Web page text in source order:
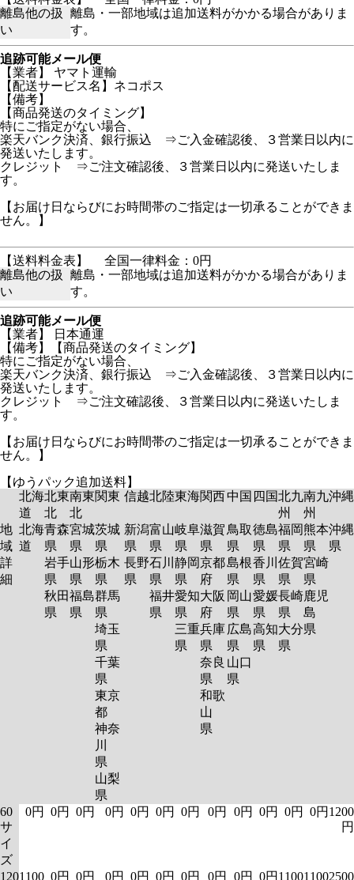
離島他の扱
い
離島・一部地域は追加送料がかかる場合がありま
す。
追跡可能メール便
【業者】 ヤマト運輸
【配送サービス名】ネコポス
【備考】
【商品発送のタイミング】
特にご指定がない場合、
楽天バンク決済、銀行振込 ⇒ご入金確認後、３営業日以内に
発送いたします。
クレジット ⇒ご注文確認後、３営業日以内に発送いたしま
す。
【お届け日ならびにお時間帯のご指定は一切承ることができま
せん。】
【送料料金表】
全国一律料金：0円
離島他の扱
い
離島・一部地域は追加送料がかかる場合がありま
す。
追跡可能メール便
【業者】 日本通運
【備考】【商品発送のタイミング】
特にご指定がない場合、
楽天バンク決済、銀行振込 ⇒ご入金確認後、３営業日以内に
発送いたします。
クレジット ⇒ご注文確認後、３営業日以内に発送いたしま
す。
【お届け日ならびにお時間帯のご指定は一切承ることができま
せん。】
【ゆうパック追加送料】
北海
道
北東
北
南東
北
関東 信越北陸東海関西中国 四国北九
州
南九
州
沖縄
地
域
詳
細
北海
道
青森
県
岩手
県
秋田
県
宮城
県
山形
県
福島
県
茨城
県
栃木
県
群馬
県
埼玉
県
千葉
県
東京
都
神奈
川
県
山梨
県
新潟
県
長野
県
富山
県
石川
県
福井
県
岐阜
県
静岡
県
愛知
県
三重
県
滋賀
県
京都
府
大阪
府
兵庫
県
奈良
県
和歌
山
県
鳥取
県
島根
県
岡山
県
広島
県
山口
県
徳島
県
香川
県
愛媛
県
高知
県
福岡
県
佐賀
県
長崎
県
大分
県
熊本
県
宮崎
県
鹿児
島
県
沖縄
県
60
サ
イ
ズ
0円 0円 0円 0円 0円 0円 0円 0円 0円 0円 0円 0円 1200
円
1201100 0円 0円 0円 0円 0円 0円 0円 0円 0円 110011002500